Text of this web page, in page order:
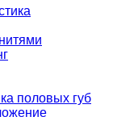
половых губ